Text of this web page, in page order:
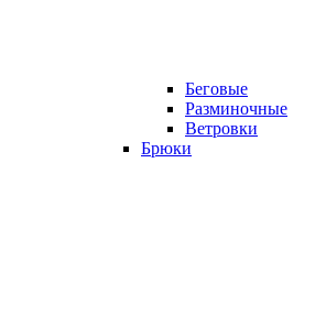
Беговые
Разминочные
Ветровки
Брюки